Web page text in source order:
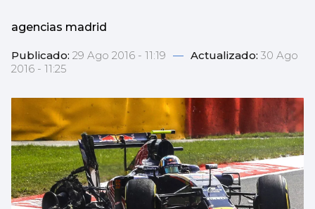
agencias madrid
Publicado: 29 Ago 2016 - 11:19 — Actualizado: 30 Ago
2016 - 11:25